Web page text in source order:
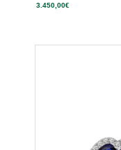
3.450,00€